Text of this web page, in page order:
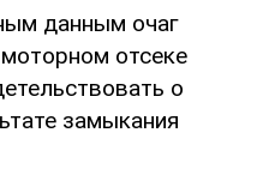
данным очаг
отсеке
о
замыкания